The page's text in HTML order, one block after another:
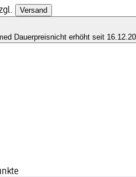
Versand
Dauerpreisnicht erhöht seit